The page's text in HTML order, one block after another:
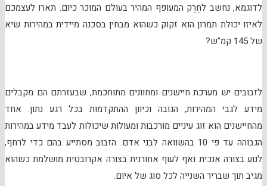
לדוגמא, נחשב לחֶרֶק המעופף המהיר בעולם המוכר כיום. תארו לעצמכם
לאיזו יכולת תמרון הוא זקוק כשהוא מבחין בסכנה מיידית במהירות שיא
של 145 קמ"ש?
לזבובים יש מערכת חיישנים ומחוונים מתוחכמת, שבעזרתם הם מקבלים
מידע לגבי המהירות, הגובה וכיוון ההתקדמות בכל רגע נתון. אחד
מהחיישנים הוא זוג עיניים מורכבות ומעולות שיכולות לעבד מידע במהירות
הגבוהה עד פי 10 בהשוואה לבני אדם. הזבוב מסתייע בהם כדי לרחף,
לנוע בצורה אנכית ואף לעוף אחורנית בצורה אקרובטית מושלמת כשהוא
מגיב תוך שבריר השנייה לכל סוג של איום.